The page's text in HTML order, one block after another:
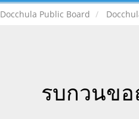
Docchula Public Board
รบกวนข